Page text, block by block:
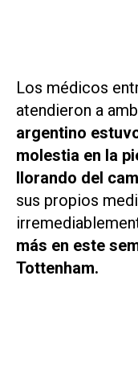
Los médicos
atendieron a
argentino
molestia en la
llorando del
sus propios
más en este
Tottenham.